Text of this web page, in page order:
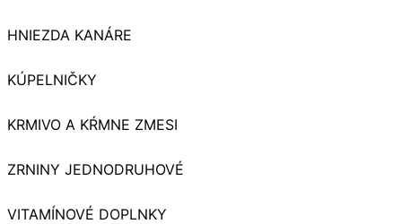
HNIEZDA KANÁRE
KÚPELNIČKY
KRMIVO A KŔMNE ZMESI
ZRNINY JEDNODRUHOVÉ
VITAMÍNOVÉ DOPLNKY